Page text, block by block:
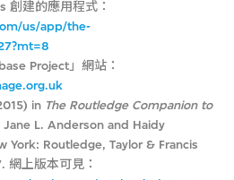
創建的應用程式：
us/app/the-
Project」網站：
in The Routledge Companion to
L. Anderson and Haidy
York: Routledge, Taylor & Francis
上版本可見：